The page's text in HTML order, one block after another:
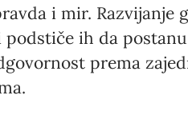
i mir. Razvijanje
ih da
prema